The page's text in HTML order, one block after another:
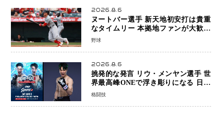
2026.8.6
ヌートバー選手 新天地初安打は貴重
なタイムリー 本拠地ファンが大歓声
笑顔で歓喜
野球
2026.8.6
挑発的な発言 リウ・メンヤン選手 世
界最高峰ONEで浮き彫りになる 日本
キックボクシングが直面する“技術
格闘技